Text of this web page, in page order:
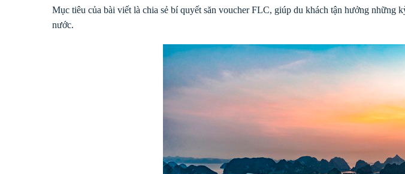
Mục tiêu của bài viết là chia sẻ bí quyết săn voucher FLC, giúp du khách tận hưởng
nước.